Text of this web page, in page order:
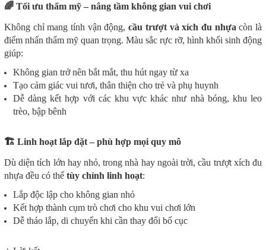
🌈 Tối ưu thẩm mỹ – nâng tầm không gian vui chơi
Không chỉ mang tính vận động,cầu trượt và xích đu nhựa còn là
điểm nhấn thẩm mỹ quan trọng. Màu sắc rực rỡ, hình khối sinh động
giúp:
Không gian trở nên bắt mắt, thu hút ngay từ xa
Tạo cảm giác vui tươi, thân thiện cho trẻ và phụ huynh
Dễ dàng kết hợp với các khu vực khác như nhà bóng, khu leo
trèo, bập bênh
🏗️ Linh hoạt lắp đặt – phù hợp mọi quy mô
Dù diện tích lớn hay nhỏ, trong nhà hay ngoài trời, cầu trượt xích đu
nhựa đều có thể tùy chỉnh linh hoạt:
Lắp độc lập cho không gian nhỏ
Kết hợp thành cụm trò chơi cho khu vui chơi lớn
Dễ tháo lắp, di chuyển khi cần thay đổi bố cục